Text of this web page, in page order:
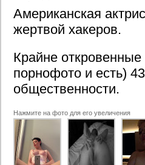
Американская
жертвой хакеров.
Крайне
порнофото и есть)
общественности.
Нажмите на фото для его увеличения